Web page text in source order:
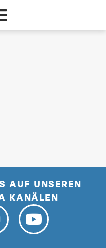
AUF UNSEREN
KANÄLEN